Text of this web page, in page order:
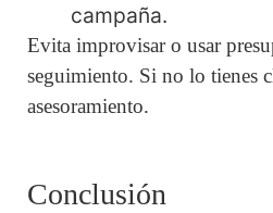
campaña.
Evita improvisar o usar
seguimiento. Si no lo tienes
asesoramiento.
Conclusión